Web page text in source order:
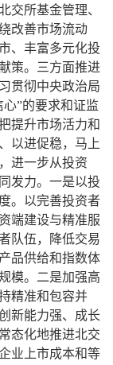
交所基金管理、
改善市场流动
、丰富多元化投
策。三方面推进
贯彻中央政治局
”的要求和证监
提升市场活力和
以进促稳，马上
进一步从投资
发力。一是以投
。以完善投资者
端建设与精准服
队伍，降低交易
品供给和指数体
模。二是加强高
精准和包容并
新能力强、成长
态化地推进北交
业上市成本和等